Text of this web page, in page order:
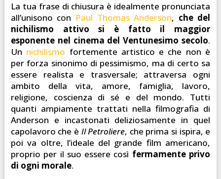
La tua frase di chiusura è idealmente pronunciata
all’unisono con Paul Thomas Anderson, che del
nichilismo attivo si è fatto il maggior
esponente nel cinema del Ventunesimo secolo.
Un nichilismo fortemente artistico e che non è
per forza sinonimo di pessimismo, ma di certo sa
essere realista e trasversale; attraversa ogni
ambito della vita, amore, famiglia, lavoro,
religione, coscienza di sé e del mondo. Tutti
quanti ampiamente trattati nella filmografia di
Anderson e incastonati deliziosamente in quel
capolavoro che è Il Petroliere, che prima si ispira, e
poi va oltre, l’ideale del grande film americano,
proprio per il suo essere così fermamente privo
di ogni morale.